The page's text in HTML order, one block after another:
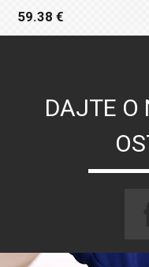
59.38 €
DAJTE O